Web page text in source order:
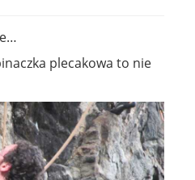
plecakowa to nie